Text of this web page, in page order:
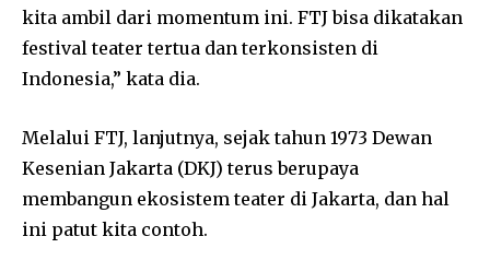
kita ambil dari momentum ini. FTJ bisa dikatakan
festival teater tertua dan terkonsisten di
Indonesia,” kata dia.
Melalui FTJ, lanjutnya, sejak tahun 1973 Dewan
Kesenian Jakarta (DKJ) terus berupaya
membangun ekosistem teater di Jakarta, dan hal
ini patut kita contoh.